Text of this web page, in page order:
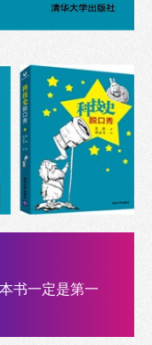
书一定是第一